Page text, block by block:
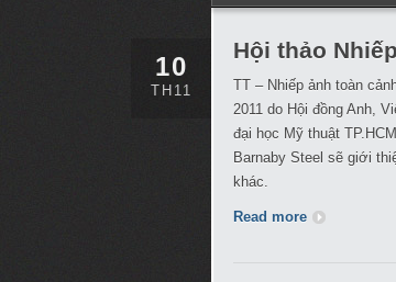
10
TH11
Hội thảo
TT – Nhiếp ảnh toàn
2011 do Hội đồng Anh,
đại học Mỹ thuật
Barnaby Steel sẽ giới
khác.
Read more